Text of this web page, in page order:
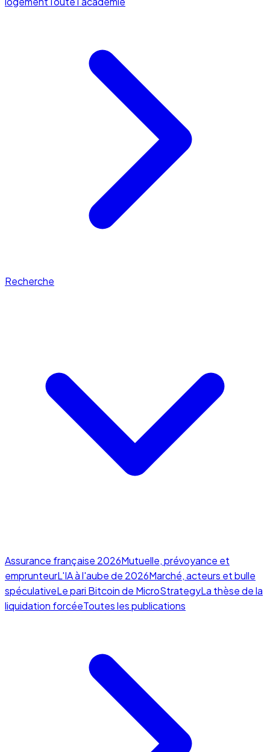
Recherche
Assurance française 2026Mutuelle, prévoyance et
emprunteurL'IA à l'aube de 2026Marché, acteurs et bulle
spéculativeLe pari Bitcoin de MicroStrategyLa thèse de la
liquidation forcéeToutes les publications